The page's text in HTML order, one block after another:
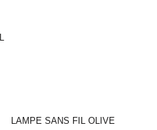
LAMPE SANS FIL OLIVE